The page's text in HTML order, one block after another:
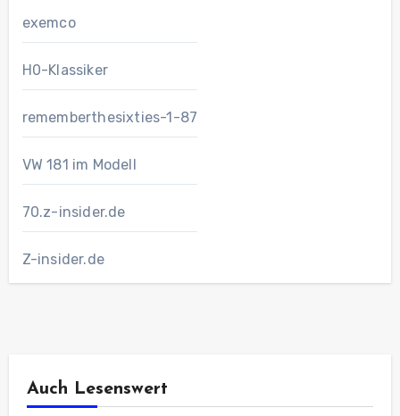
exemco
H0-Klassiker
rememberthesixties-1-87
VW 181 im Modell
70.z-insider.de
Z-insider.de
Auch Lesenswert